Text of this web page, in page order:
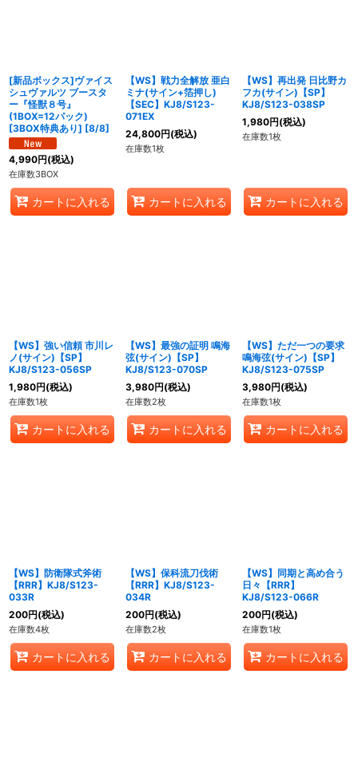
[新品ボックス]ヴァイス
シュヴァルツ ブースタ
ー『怪獣８号』
(1BOX=12パック)
[3BOX特典あり] [8/8]
4,990円(税込)
在庫数3BOX
カートに入れる
【WS】戦力全解放 亜白
ミナ(サイン+箔押し)
【SEC】KJ8/S123-
071EX
24,800円(税込)
在庫数1枚
カートに入れる
【WS】再出発 日比野カ
フカ(サイン)【SP】
KJ8/S123-038SP
1,980円(税込)
在庫数1枚
カートに入れる
【WS】強い信頼 市川レ
ノ(サイン)【SP】
KJ8/S123-056SP
1,980円(税込)
在庫数1枚
カートに入れる
【WS】最強の証明 鳴海
弦(サイン)【SP】
KJ8/S123-070SP
3,980円(税込)
在庫数2枚
カートに入れる
【WS】ただ一つの要求
鳴海弦(サイン)【SP】
KJ8/S123-075SP
3,980円(税込)
在庫数1枚
カートに入れる
【WS】防衛隊式斧術
【RRR】KJ8/S123-
033R
200円(税込)
在庫数4枚
カートに入れる
【WS】保科流刀伐術
【RRR】KJ8/S123-
034R
200円(税込)
在庫数2枚
カートに入れる
【WS】同期と高め合う
日々【RRR】
KJ8/S123-066R
200円(税込)
在庫数1枚
カートに入れる